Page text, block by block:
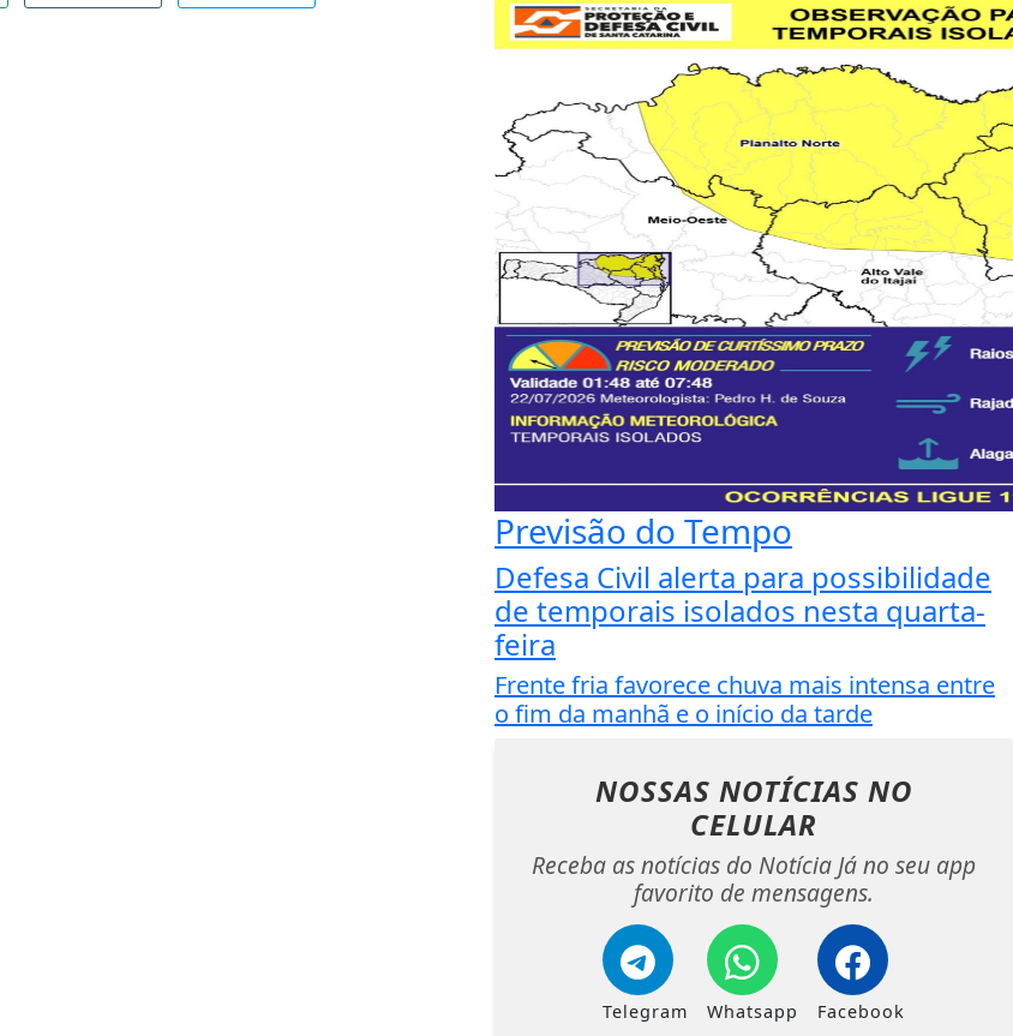
Previsão do Tempo
Defesa Civil alerta para possibilidade
de temporais isolados nesta quarta-
feira
Frente fria favorece chuva mais intensa entre
o fim da manhã e o início da tarde
NOSSAS NOTÍCIAS NO
CELULAR
Receba as notícias do Notícia Já no seu app
favorito de mensagens.
Telegram Whatsapp Facebook